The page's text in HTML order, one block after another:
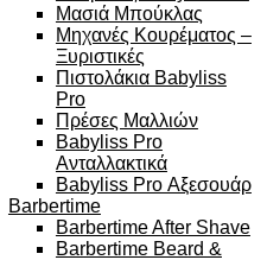
Μασιά Μπούκλας
Μηχανές Κουρέματος –
Ξυριστικές
Πιστολάκια Babyliss
Pro
Πρέσες Μαλλιών
Babyliss Pro
Ανταλλακτικά
Babyliss Pro Αξεσουάρ
Barbertime
Barbertime After Shave
Barbertime Beard &